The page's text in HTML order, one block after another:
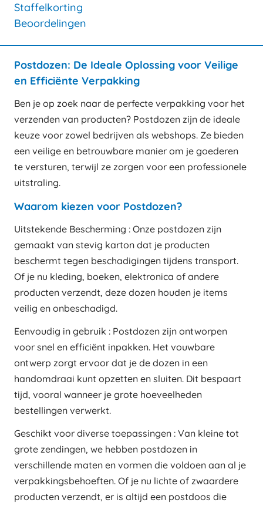
Staffelkorting
Beoordelingen
Postdozen: De Ideale Oplossing voor Veilige
en Efficiënte Verpakking
Ben je op zoek naar de perfecte verpakking voor het
verzenden van producten? Postdozen zijn de ideale
keuze voor zowel bedrijven als webshops. Ze bieden
een veilige en betrouwbare manier om je goederen
te versturen, terwijl ze zorgen voor een professionele
uitstraling.
Waarom kiezen voor Postdozen?
Uitstekende Bescherming : Onze postdozen zijn
gemaakt van stevig karton dat je producten
beschermt tegen beschadigingen tijdens transport.
Of je nu kleding, boeken, elektronica of andere
producten verzendt, deze dozen houden je items
veilig en onbeschadigd.
Eenvoudig in gebruik : Postdozen zijn ontworpen
voor snel en efficiënt inpakken. Het vouwbare
ontwerp zorgt ervoor dat je de dozen in een
handomdraai kunt opzetten en sluiten. Dit bespaart
tijd, vooral wanneer je grote hoeveelheden
bestellingen verwerkt.
Geschikt voor diverse toepassingen : Van kleine tot
grote zendingen, we hebben postdozen in
verschillende maten en vormen die voldoen aan al je
verpakkingsbehoeften. Of je nu lichte of zwaardere
producten verzendt, er is altijd een postdoos die